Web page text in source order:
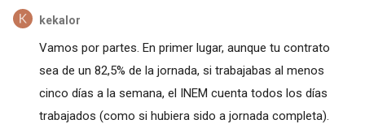
kekalor
Vamos por partes. En primer lugar, aunque tu contrato
sea de un 82,5% de la jornada, si trabajabas al menos
cinco días a la semana, el INEM cuenta todos los días
trabajados (como si hubiera sido a jornada completa).